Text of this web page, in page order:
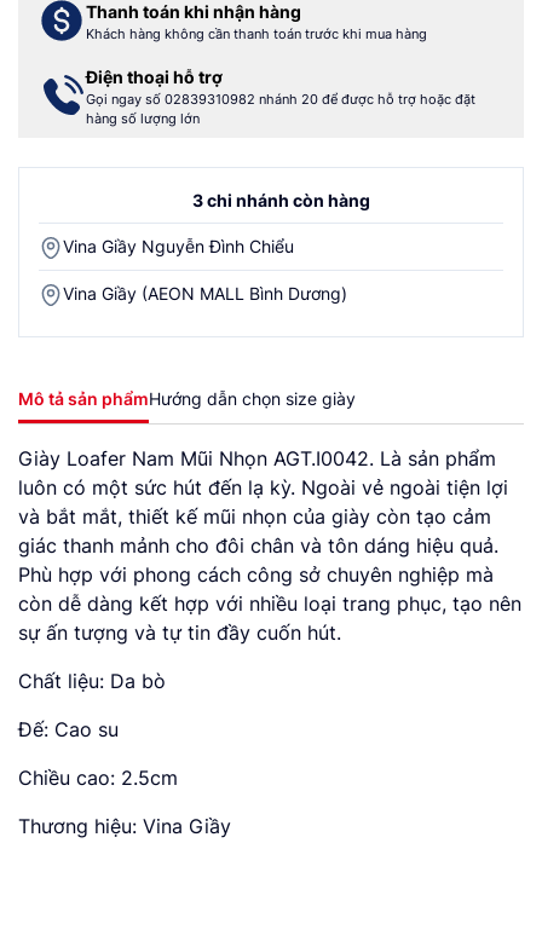
Thanh toán khi nhận hàng
Khách hàng không cần thanh toán trước khi mua hàng
Điện thoại hỗ trợ
Gọi ngay số 02839310982 nhánh 20 để được hỗ trợ hoặc đặt
hàng số lượng lớn
3 chi nhánh còn hàng
Vina Giầy Nguyễn Đình Chiểu
Vina Giầy (AEON MALL Bình Dương)
Mô tả sản phẩmHướng dẫn chọn size giày
Giày Loafer Nam Mũi Nhọn AGT.I0042. Là sản phẩm
luôn có một sức hút đến lạ kỳ. Ngoài vẻ ngoài tiện lợi
và bắt mắt, thiết kế mũi nhọn của giày còn tạo cảm
giác thanh mảnh cho đôi chân và tôn dáng hiệu quả.
Phù hợp với phong cách công sở chuyên nghiệp mà
còn dễ dàng kết hợp với nhiều loại trang phục, tạo nên
sự ấn tượng và tự tin đầy cuốn hút.
Chất liệu: Da bò
Đế: Cao su
Chiều cao: 2.5cm
Thương hiệu: Vina Giầy